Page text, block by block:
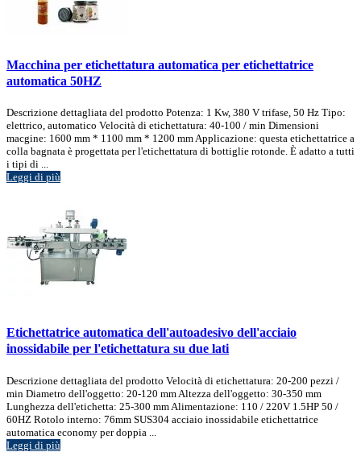
Macchina per etichettatura automatica per etichettatrice
automatica 50HZ
Descrizione dettagliata del prodotto Potenza: 1 Kw, 380 V trifase, 50 Hz Tipo:
elettrico, automatico Velocità di etichettatura: 40-100 / min Dimensioni
macgine: 1600 mm * 1100 mm * 1200 mm Applicazione: questa etichettatrice a
colla bagnata è progettata per l'etichettatura di bottiglie rotonde. È adatto a tutti
i tipi di ...
Leggi di più
Etichettatrice automatica dell'autoadesivo dell'acciaio
inossidabile per l'etichettatura su due lati
Descrizione dettagliata del prodotto Velocità di etichettatura: 20-200 pezzi /
min Diametro dell'oggetto: 20-120 mm Altezza dell'oggetto: 30-350 mm
Lunghezza dell'etichetta: 25-300 mm Alimentazione: 110 / 220V 1.5HP 50 /
60HZ Rotolo interno: 76mm SUS304 acciaio inossidabile etichettatrice
automatica economy per doppia ...
Leggi di più